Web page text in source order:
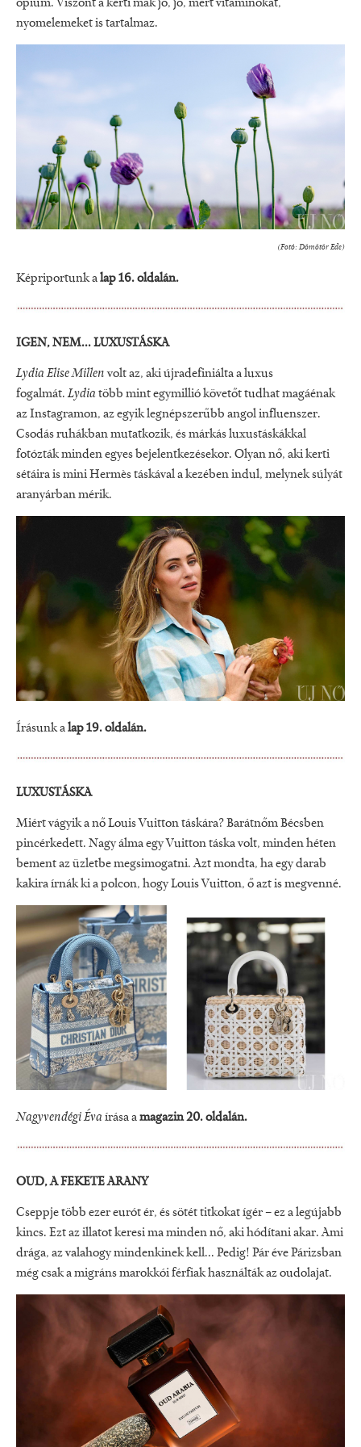
ópium. Viszont a kerti mák jó, jó, mert vitaminokat,
nyomelemeket is tartalmaz.
(Fotó: Dömötör Ede)
Képriportunk alap 16. oldalán.
IGEN, NEM... LUXUSTÁSKA
Lydia Elise Millenvolt az, aki újradefiniálta a luxus
fogalmát.Lydiatöbb mint egymillió követőt tudhat magáénak
az Instagramon, az egyik legnépszerűbb angol influenszer.
Csodás ruhákban mutatkozik, és márkás luxustáskákkal
fotózták minden egyes bejelentkezésekor. Olyan nő, aki kerti
sétáira is mini Hermès táskával a kezében indul, melynek súlyát
aranyárban mérik.
Írásunk alap 19. oldalán.
LUXUSTÁSKA
Miért vágyik a nő Louis Vuitton táskára? Barátnőm Bécsben
pincérkedett. Nagy álma egy Vuitton táska volt, minden héten
bement az üzletbe megsimogatni. Azt mondta, ha egy darab
kakira írnák ki a polcon, hogy Louis Vuitton, ő azt is megvenné.
Nagyvendégi Évaírása amagazin 20. oldalán.
OUD, A FEKETE ARANY
Cseppje több ezer eurót ér, és sötét titkokat ígér – ez a legújabb
kincs. Ezt az illatot keresi ma minden nő, aki hódítani akar. Ami
drága, az valahogy mindenkinek kell... Pedig! Pár éve Párizsban
még csak a migráns marokkói férfiak használták az oudolajat.